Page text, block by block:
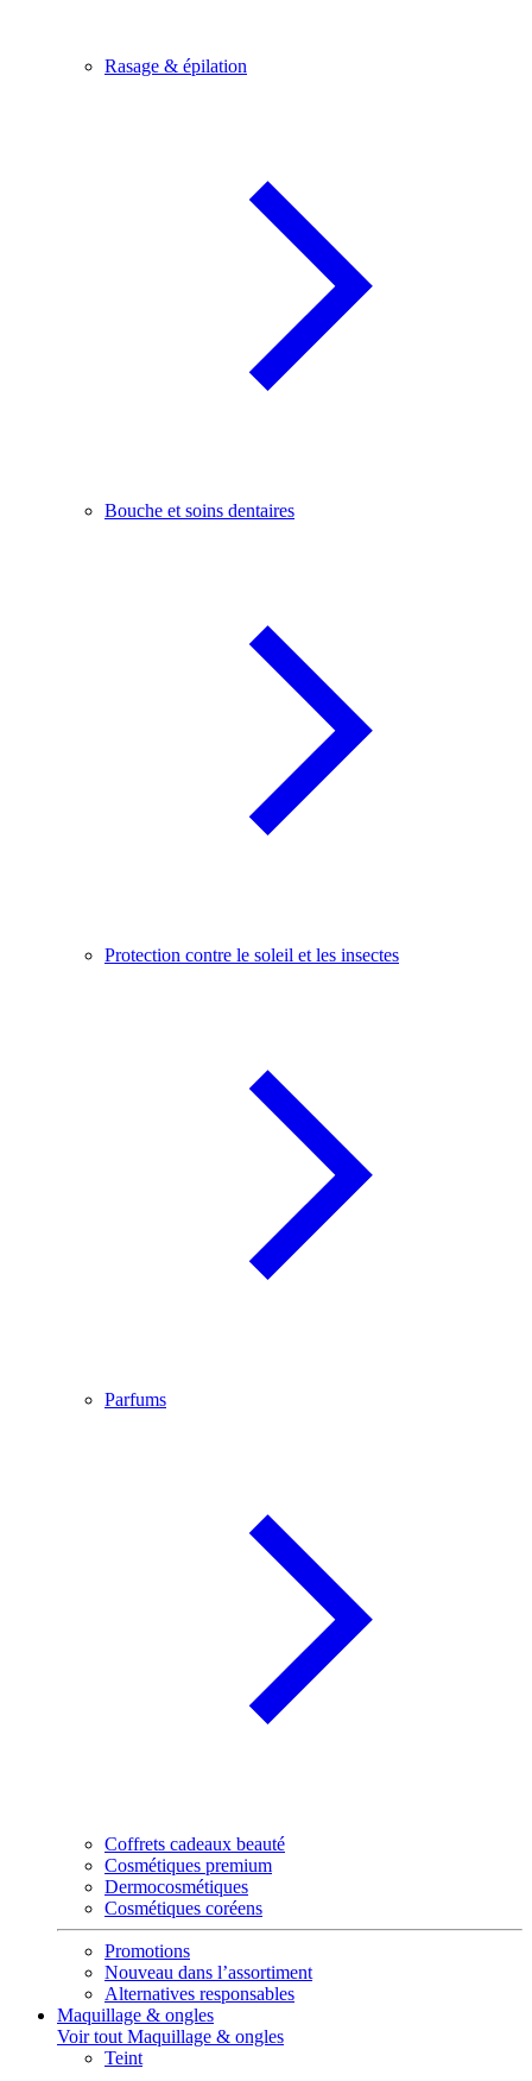
Rasage & épilation
Bouche et soins dentaires
Protection contre le soleil et les insectes
Parfums
Coffrets cadeaux beauté
Cosmétiques premium
Dermocosmétiques
Cosmétiques coréens
Promotions
Nouveau dans l’assortiment
Alternatives responsables
Maquillage & ongles
Voir tout Maquillage & ongles
Teint